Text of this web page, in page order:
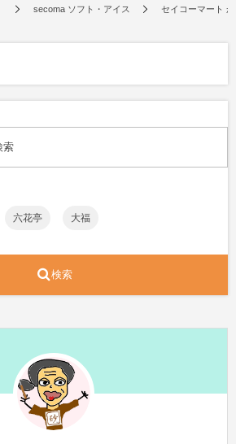
secoma ソフト・アイス セイコーマート
六花亭 大福
検索